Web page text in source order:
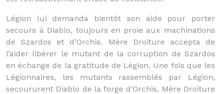
Légion lui demanda bientôt son aide pour porter
secours à Diablo, toujours en proie aux machinations
de Szardos et d’Orchis. Mère Droiture accepta de
l’aider libérer le mutant de la corruption de Szardos
en échange de la gratitude de Légion. Une fois que les
Légionnaires, les mutants rassemblés par Légion,
secoururent Diablo de la forge d’Orchis, Mère Droiture